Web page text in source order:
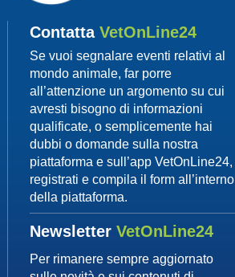
ContattaVetOnLine24
Se vuoi segnalare eventi relativi al
mondo animale, far porre
all’attenzione un argomento su cui
avresti bisogno di informazioni
qualificate, o semplicemente hai
dubbi o domande sulla nostra
piattaforma e sull’app VetOnLine24,
registrati e compila il form all’interno
della piattaforma.
NewsletterVetOnLine24
Per rimanere sempre aggiornato